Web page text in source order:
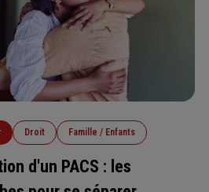
Droit Famille / Enfants
d'un PACS : les